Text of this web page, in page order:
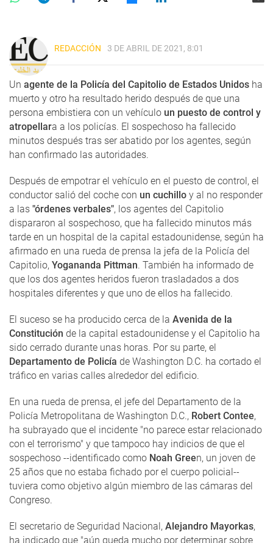
REDACCIÓN 3 DE ABRIL DE 2021, 8:01
Un agente de la Policía del Capitolio de Estados Unidos ha
muerto y otro ha resultado herido después de que una
persona embistiera con un vehículo un puesto de control y
atropellara a los policías. El sospechoso ha fallecido
minutos después tras ser abatido por los agentes, según
han confirmado las autoridades.
Después de empotrar el vehículo en el puesto de control, el
conductor salió del coche con un cuchillo y al no responder
a las "órdenes verbales", los agentes del Capitolio
dispararon al sospechoso, que ha fallecido minutos más
tarde en un hospital de la capital estadounidense, según ha
afirmado en una rueda de prensa la jefa de la Policía del
Capitolio, Yogananda Pittman. También ha informado de
que los dos agentes heridos fueron trasladados a dos
hospitales diferentes y que uno de ellos ha fallecido.
El suceso se ha producido cerca de la Avenida de la
Constitución de la capital estadounidense y el Capitolio ha
sido cerrado durante unas horas. Por su parte, el
Departamento de Policía de Washington D.C. ha cortado el
tráfico en varias calles alrededor del edificio.
En una rueda de prensa, el jefe del Departamento de la
Policía Metropolitana de Washington D.C., Robert Contee,
ha subrayado que el incidente "no parece estar relacionado
con el terrorismo" y que tampoco hay indicios de que el
sospechoso --identificado como Noah Green, un joven de
25 años que no estaba fichado por el cuerpo policial--
tuviera como objetivo algún miembro de las cámaras del
Congreso.
El secretario de Seguridad Nacional, Alejandro Mayorkas,
ha indicado que "aún queda mucho por determinar sobre